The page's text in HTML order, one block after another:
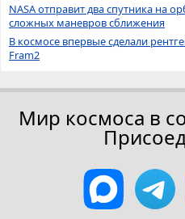
NASA отправит два спутника на
сложных маневров сближения
В космосе впервые сделали
Fram2
Мир космоса в